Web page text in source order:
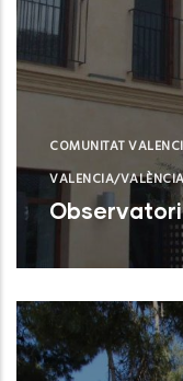
COMUNITAT
VALENCIA/
Valencia